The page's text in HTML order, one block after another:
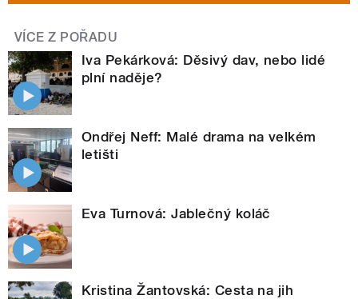
VÍCE Z POŘADU
Iva Pekárková: Děsivý dav, nebo lidé
plní naděje?
Ondřej Neff: Malé drama na velkém
letišti
Eva Turnová: Jablečný koláč
Kristina Žantovská: Cesta na jih